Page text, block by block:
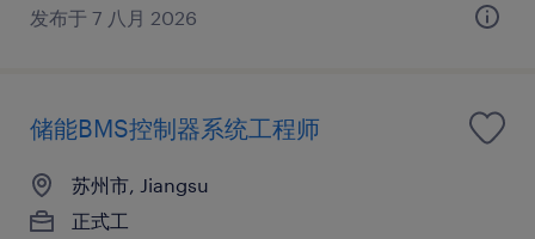
发布于 7 八月 2026
储能BMS控制器系统工程师
苏州市, Jiangsu
正式工